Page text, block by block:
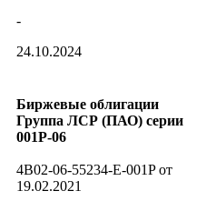
-
24.10.2024
Биржевые облигации
Группа ЛСР (ПАО) серии
001P-06
4B02-06-55234-E-001P от
19.02.2021